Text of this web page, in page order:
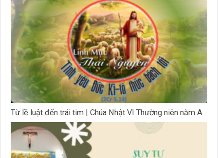
Từ lề luật đến trái tim | Chúa Nhật VI Thường niên năm A